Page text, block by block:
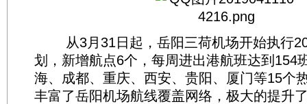
从3月31日起，岳阳三荷机场开始执行
划，新增航点6个，每周进出港航班达到154
海、成都、重庆、西安、贵阳、厦门等15个
丰富了岳阳机场航线覆盖网络，极大的提升